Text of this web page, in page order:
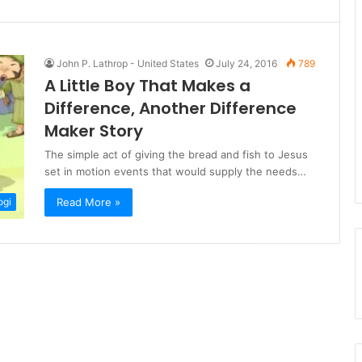
John P. Lathrop - United States July 24, 2016 789
A Little Boy That Makes a
Difference, Another Difference
Maker Story
The simple act of giving the bread and fish to Jesus
set in motion events that would supply the needs…
Read More »